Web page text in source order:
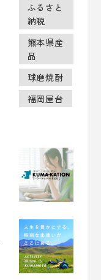
ふるさと
納税
熊本県産
品
球磨焼酎
福岡屋台